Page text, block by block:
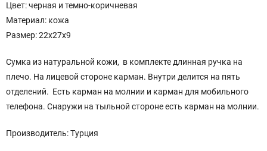
Цвет: черная и темно-коричневая
Материал: кожа
Размер: 22х27х9
Сумка из натуральной кожи, в комплекте длинная ручка на
плечо. На лицевой стороне карман. Внутри делится на пять
отделений. Есть карман на молнии и карман для мобильного
телефона. Снаружи на тыльной стороне есть карман на молнии.
Производитель: Турция